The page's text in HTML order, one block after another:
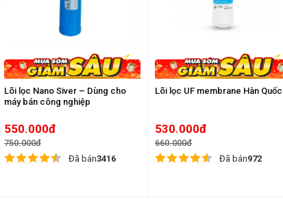
Lõi lọc Nano Siver – Dùng cho
máy bán công nghiệp
550.000đ
750.000đ
Đã bán3416
Lõi lọc UF membrane Hàn Quốc
530.000đ
660.000đ
Đã bán972